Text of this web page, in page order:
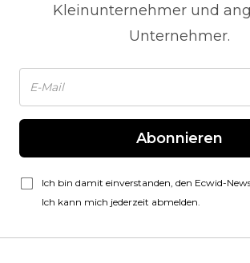
Kleinunternehmer und
Unternehmer.
Abonnieren
Ich bin damit einverstanden, den Ecwid-
Ich kann mich jederzeit abmelden.